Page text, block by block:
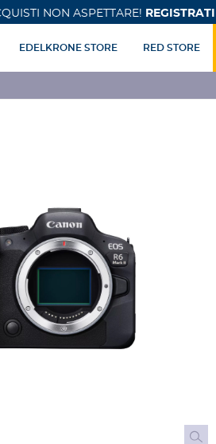
NON ASPETTARE!
EDELKRONE STORE RED STORE